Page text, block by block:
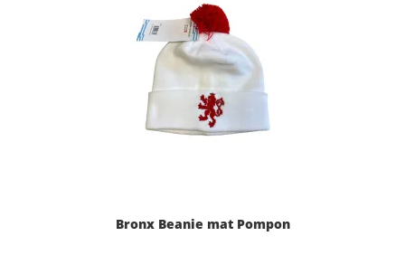
Bronx Beanie mat Pompon